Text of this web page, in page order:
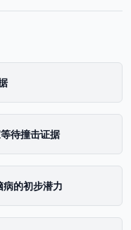
待撞击证据
病的初步潜力